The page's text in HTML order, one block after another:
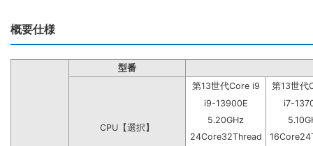
概要仕様
型番
CPU【選択】
第13世代Core i9
第13世代
i9-13900E
i7-
5.20GHz
24Core32Thread